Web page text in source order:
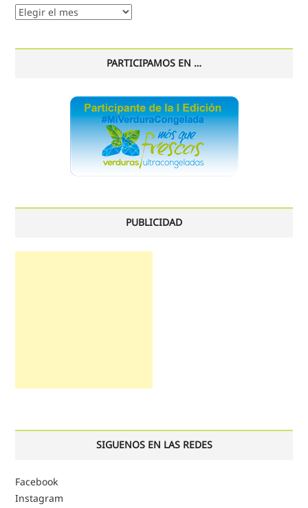
Nuestro
PARTICIPAMOS EN …
PUBLICIDAD
SIGUENOS EN LAS REDES
Facebook
Instagram